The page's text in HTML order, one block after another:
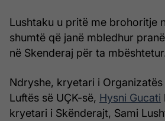
Lushtaku u pritë me brohoritje
shumtë që janë mbledhur
në Skenderaj për ta
Ndryshe, kryetari i
Luftës së UÇK-së, Hysni Gucati
kryetari i Skënderajt, Sami